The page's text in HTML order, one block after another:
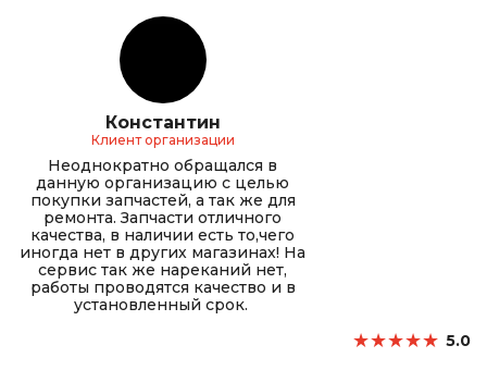
Константин
Клиент организации
★★★★★ 5.0
Неоднократно обращался в
данную организацию с целью
покупки запчастей, а так же для
ремонта. Запчасти отличного
качества, в наличии есть то,чего
иногда нет в других магазинах! На
сервис так же нареканий нет,
работы проводятся качество и в
установленный срок.